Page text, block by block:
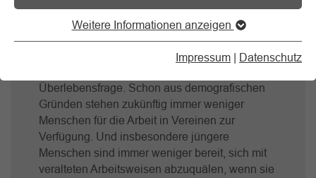
Weitere Informationen anzeigen
Impressum | Datenschutz
Den Prozess anschieben – mein
Sportverein wird digital
Überlebensfrage. Schon aus demografischen
Gründen stehen zukünftig immer weniger
Menschen für die Arbeit in Vereinen zur
Verfügung. Und insbesondere jüngere
Menschen sind immer weniger bereit, sich mit
veralteten Arbeitsweisen abzuquälen, wenn sie